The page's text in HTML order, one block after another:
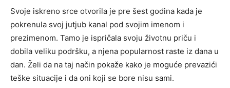
Svoje iskreno srce otvorila je pre šest godina kada je
pokrenula svoj jutjub kanal pod svojim imenom i
prezimenom. Tamo je ispričala svoju životnu priču i
dobila veliku podršku, a njena popularnost raste iz dana u
dan. Želi da na taj način pokaže kako je moguće prevazići
teške situacije i da oni koji se bore nisu sami.